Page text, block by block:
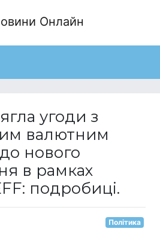
Онлайн
угоди з
валютним
нового
в рамках
подробиці.
Політика